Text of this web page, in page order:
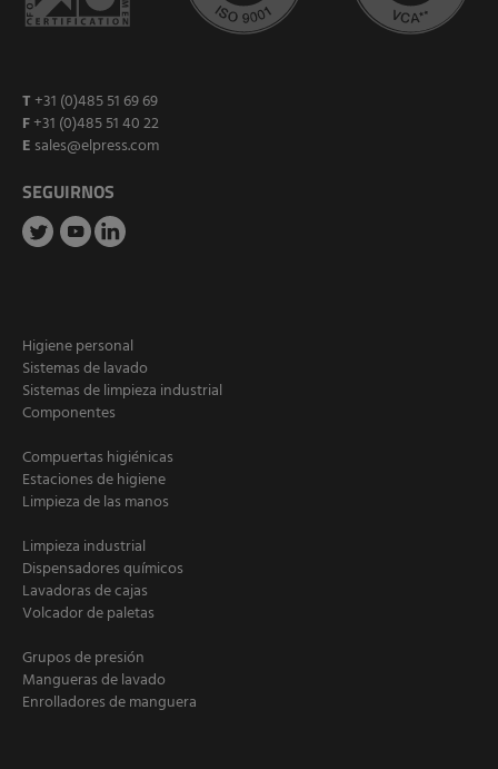
T +31 (0)485 51 69 69
F+31 (0)485 51 40 22
E sales@elpress.com
SEGUIRNOS
Higiene personal
Sistemas de lavado
Sistemas de limpieza industrial
Componentes
Compuertas higiénicas
Estaciones de higiene
Limpieza de las manos
Limpieza industrial
Dispensadores químicos
Lavadoras de cajas
Volcador de paletas
Grupos de presión
Mangueras de lavado
Enrolladores de manguera